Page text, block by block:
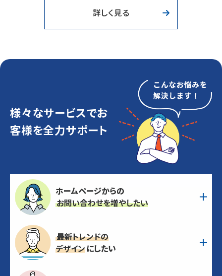
詳しく見る
様々なサービスでお
客様を全力サポート
ホームページからの
お問い合わせを増やしたい
最新トレンドの
デザイン にしたい